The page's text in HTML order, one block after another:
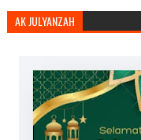
AK JULYANZAH